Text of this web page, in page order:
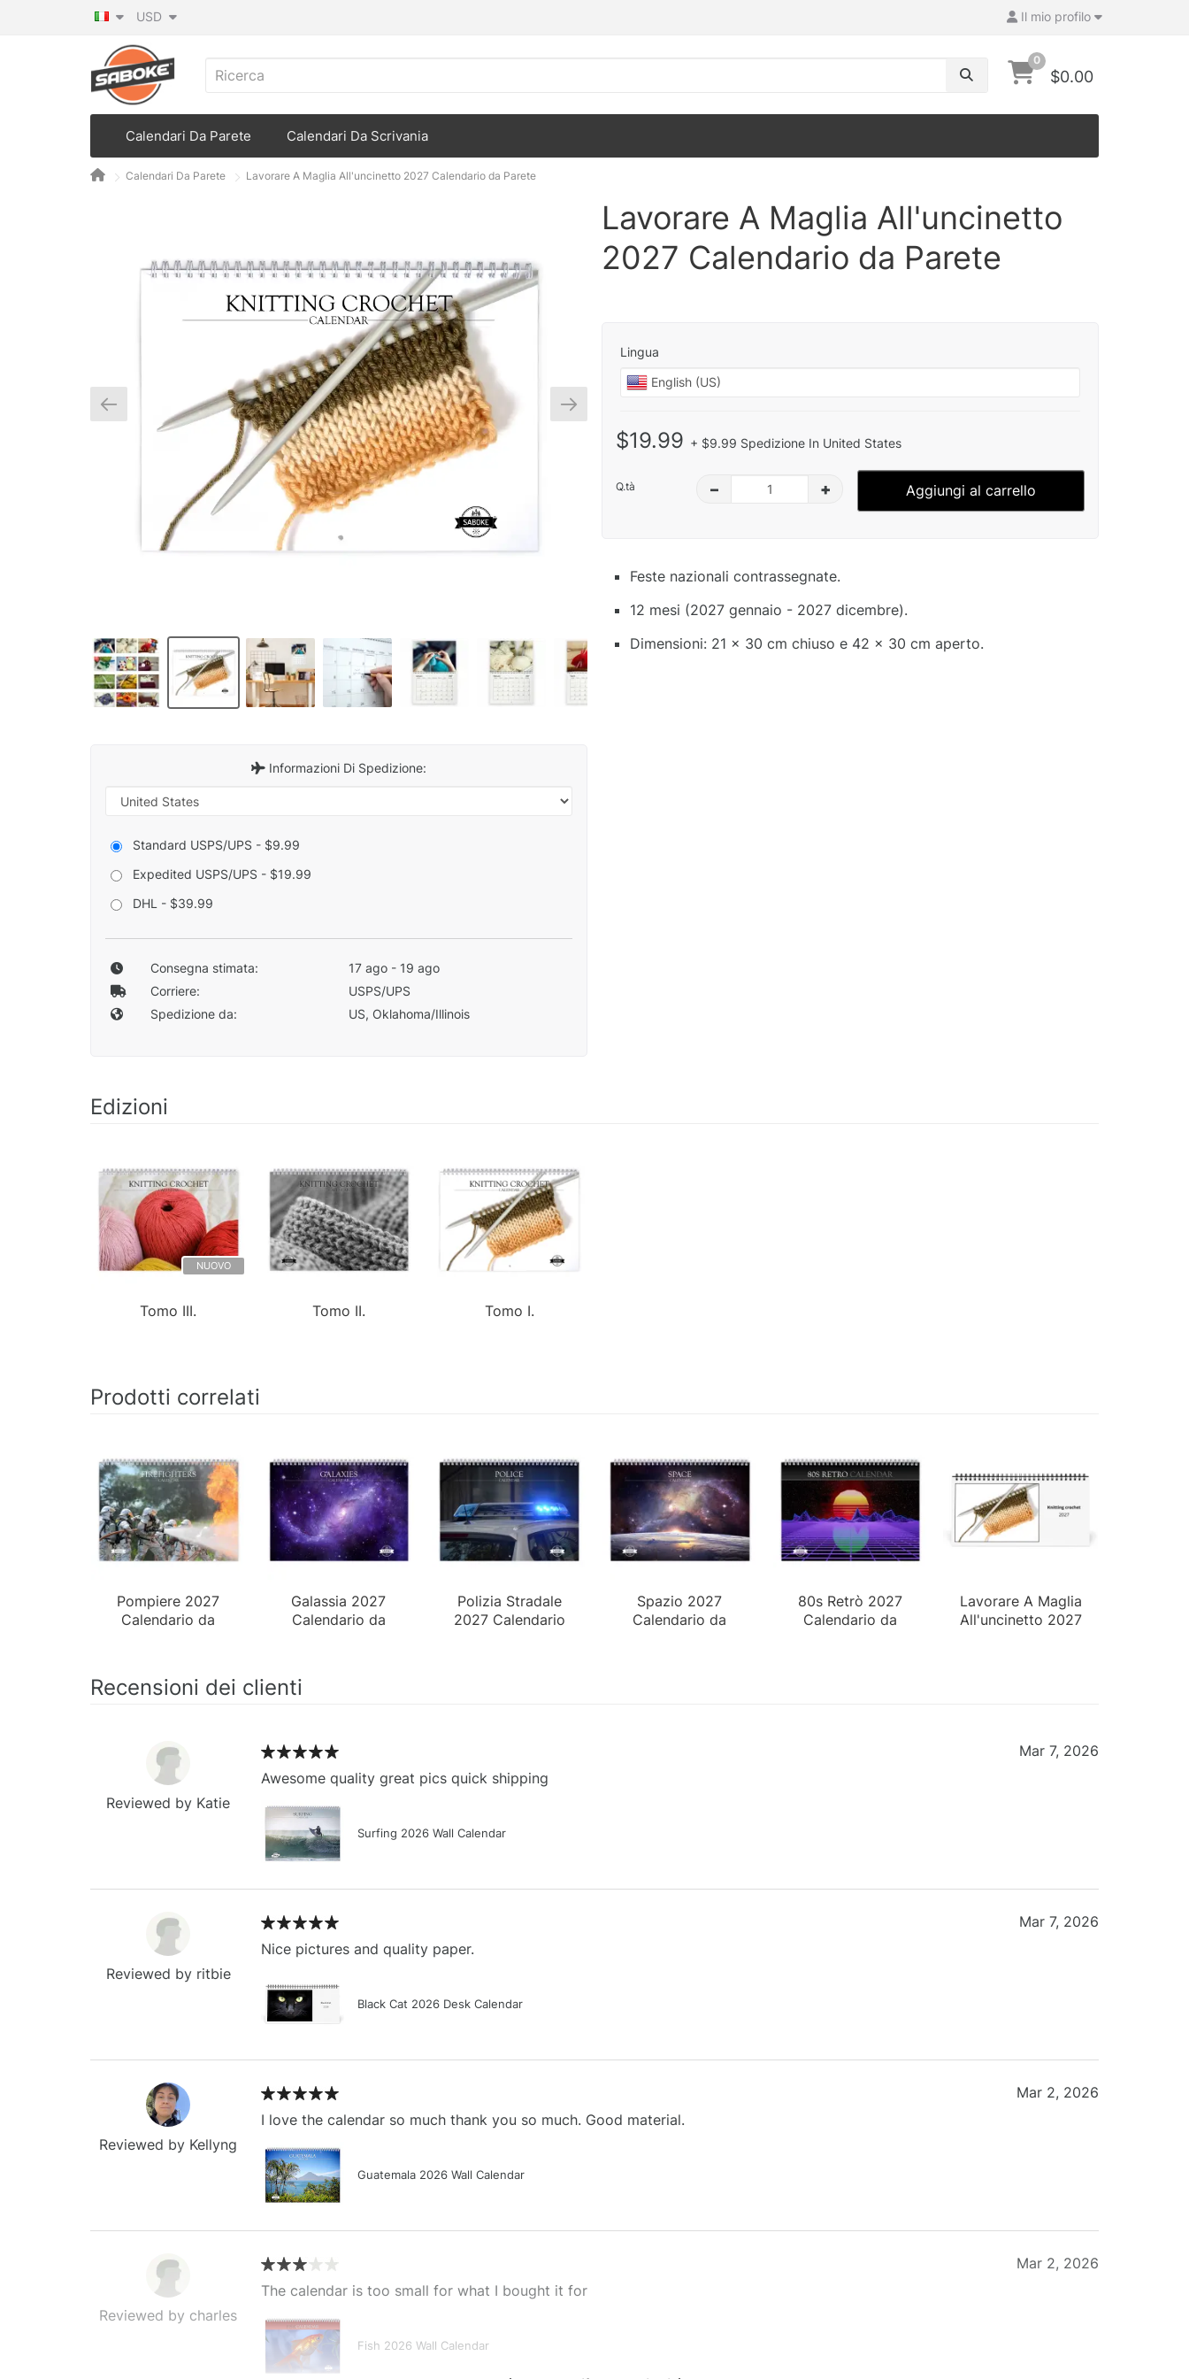
Il mio profilo
USD
0
$0.00
Calendari Da Parete Calendari Da Scrivania
Calendari Da Parete Lavorare A Maglia All'uncinetto 2027 Calendario da Parete
Informazioni Di Spedizione:
Standard USPS/UPS - $9.99
Expedited USPS/UPS - $19.99
DHL - $39.99
Consegna stimata:
17 ago - 19 ago
Corriere:
USPS/UPS
Spedizione da:
US, Oklahoma/Illinois
Lavorare A Maglia All'uncinetto
2027 Calendario da Parete
Lingua
$19.99 + $9.99 Spedizione In United States
Q.tà – + Aggiungi al carrello
Feste nazionali contrassegnate.
12 mesi (2027 gennaio - 2027 dicembre).
Dimensioni: 21 x 30 cm chiuso e 42 x 30 cm aperto.
Edizioni
NUOVO
Tomo III. Tomo II. Tomo I.
Prodotti correlati
Pompiere 2027
Calendario da
Galassia 2027
Calendario da
Polizia Stradale
2027 Calendario
Spazio 2027
Calendario da
80s Retrò 2027
Calendario da
Lavorare A Maglia
All'uncinetto 2027
Recensioni dei clienti
Reviewed by Katie
Awesome quality great pics quick shipping
Surfing 2026 Wall Calendar
Mar 7, 2026
Reviewed by ritbie
Nice pictures and quality paper.
Black Cat 2026 Desk Calendar
Mar 7, 2026
Reviewed by Kellyng
I love the calendar so much thank you so much. Good material.
Guatemala 2026 Wall Calendar
Mar 2, 2026
Reviewed by charles
The calendar is too small for what I bought it for
Fish 2026 Wall Calendar
Mar 2, 2026